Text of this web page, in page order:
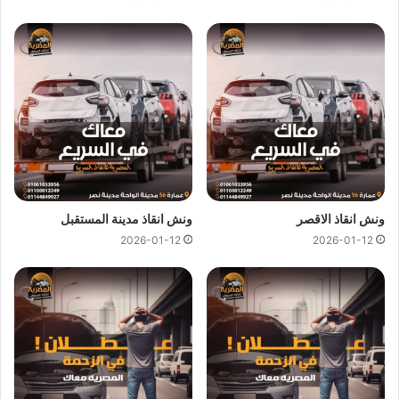
يمكن لفريقونش المصريةتقديم خدماتانقاذ سياراتسريعة
وبأسعار معقولة كل ما عليك الاتصال بنا وسوف نستجيب علي الفور
ونرسل لك على الفوراقرب ونش انقاذ متوفر في دار السلام بالقرب
من مكان تعطل سيارتك لاننا نجعلها سهلة باتصالك بنا علي
01144849927او01017439322او01094833093نحن
نستعين بفريق من السائقين الخبرة لرفع و انقاذ سيارتك لاننا لا نعتمد
فقط علىونش الانقاذولكننا نمتلك ايضا رافعات لانقاذ السيارات
المعطلة بنظام رفع هيدروليكي متكامل للتعامل مع حالات السيارات
الثقيلة وسيارات النقل و سيارات النصف نقل العالقة.
ونش نقل سيارات دار السلام
ونش انقاذ دار السلام يوفر خدمة المساعدة على الطريق بسرعة
فائفة و بسعر معقول و خدمة انقاذ السياراتفي دار السلام وذلك من
خلال فريق من السائقين الوناشين الخبرة لتزويدك بافضل خدمةانقاذ
سيارات على الطريق و تقديم جميع خدماتالانقاذ السريع.
ونش انقاذ الاقصر
2026-01-12
ونش انقاذ مدينة المستقبل
2026-01-12